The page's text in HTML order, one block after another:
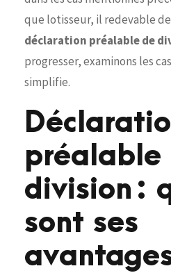
que lotisseur, il redevable
déclaration préalable de
progresser, examinons les
simplifie.
préalable
division :
sont ses